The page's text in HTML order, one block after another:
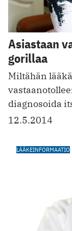
Asiastaan
gorillaa
Miltähän
diagnosoida
12.5.2014
LÄÄKEINFORMAATIO